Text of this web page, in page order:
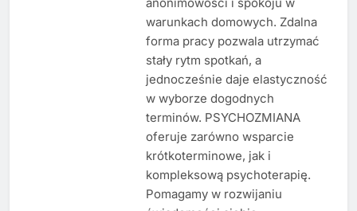
warunkach domowych. Zdalna
forma pracy pozwala utrzymać
stały rytm spotkań, a
jednocześnie daje elastyczność
w wyborze dogodnych
terminów. PSYCHOZMIANA
oferuje zarówno wsparcie
krótkoterminowe, jak i
kompleksową psychoterapię.
Pomagamy w rozwijaniu